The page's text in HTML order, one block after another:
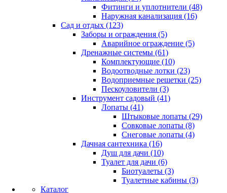
Фитинги и уплотнители (48)
Наружная канализация (16)
Сад и отдых (123)
Заборы и ограждения (5)
Аварийное ограждение (5)
Дренажные системы (61)
Комплектующие (10)
Водоотводные лотки (23)
Водоприемные решетки (25)
Пескоуловители (3)
Инструмент садовый (41)
Лопаты (41)
Штыковые лопаты (29)
Совковые лопаты (8)
Снеговые лопаты (4)
Дачная сантехника (16)
Душ для дачи (10)
Туалет для дачи (6)
Биотуалеты (3)
Туалетные кабины (3)
Каталог